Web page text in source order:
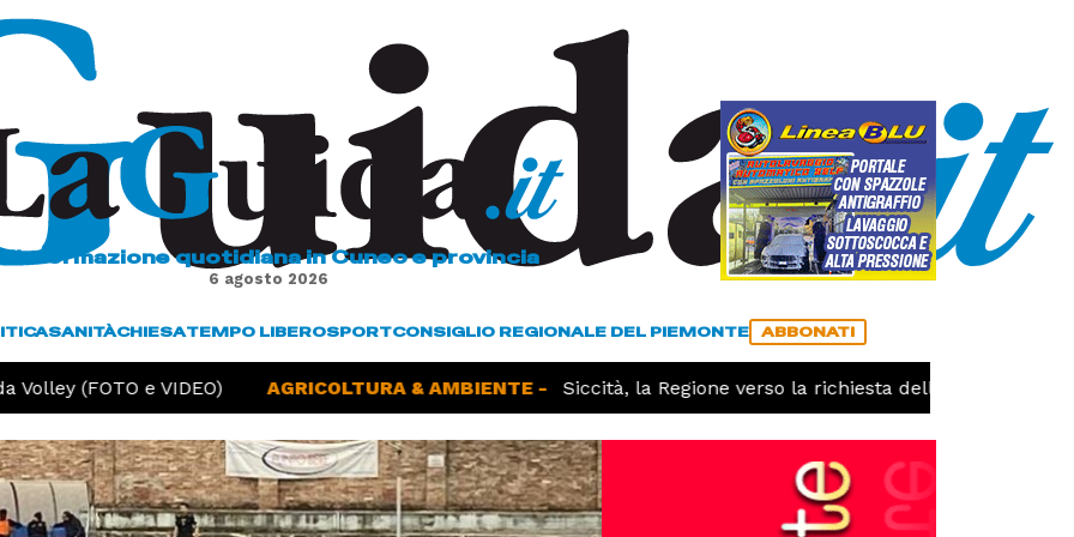
L'informazione quotidiana in Cuneo e provincia
6 agosto 2026
SANITÀCHIESATEMPO LIBEROSPORTCONSIGLIO REGIONALE DEL PIEMONTE ABBONATI
(FOTO e VIDEO) AGRICOLTURA & AMBIENTE - Siccità, la Regione verso la richiesta dello stato di